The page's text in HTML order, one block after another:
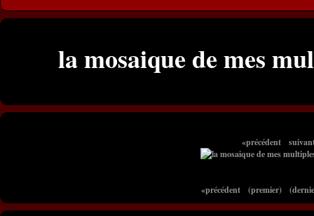
la mosaique de mes
«précédent
«précédent (premier)